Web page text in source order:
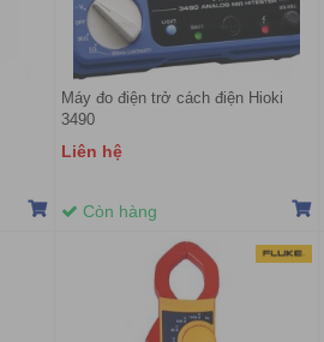
Máy đo điện trở cách điện Hioki
3490
Liên hệ
Còn hàng